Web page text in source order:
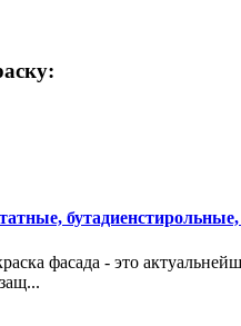
фасада - это